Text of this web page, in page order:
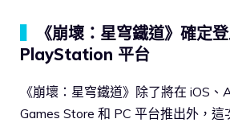
《崩壞：星穹鐵道》確定
PlayStation 平台
《崩壞：星穹鐵道》除了將在 iOS、
Games Store 和 PC 平台推出外，這